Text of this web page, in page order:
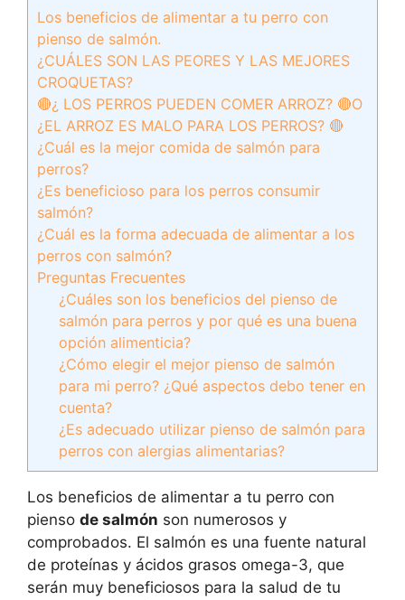
Los beneficios de alimentar a tu perro con
pienso de salmón.
¿CUÁLES SON LAS PEORES Y LAS MEJORES
CROQUETAS?
🔴¿ LOS PERROS PUEDEN COMER ARROZ? 🔴O
¿EL ARROZ ES MALO PARA LOS PERROS? 🔴
¿Cuál es la mejor comida de salmón para
perros?
¿Es beneficioso para los perros consumir
salmón?
¿Cuál es la forma adecuada de alimentar a los
perros con salmón?
Preguntas Frecuentes
¿Cuáles son los beneficios del pienso de
salmón para perros y por qué es una buena
opción alimenticia?
¿Cómo elegir el mejor pienso de salmón
para mi perro? ¿Qué aspectos debo tener en
cuenta?
¿Es adecuado utilizar pienso de salmón para
perros con alergias alimentarias?
Los beneficios de alimentar a tu perro con
pienso de salmón son numerosos y
comprobados. El salmón es una fuente natural
de proteínas y ácidos grasos omega-3, que
serán muy beneficiosos para la salud de tu